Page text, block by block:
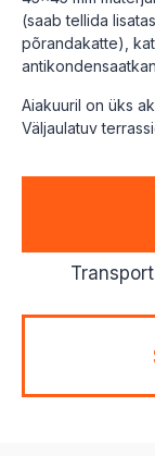
(saab tellida
põrandakatte),
Aiakuuril on üks
Väljaulatuv